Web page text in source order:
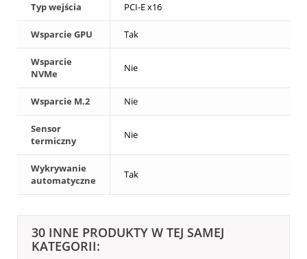
Typ wejścia PCI-E x16
Wsparcie GPU Tak
Wsparcie
NVMe
Nie
Wsparcie M.2 Nie
Sensor
termiczny
Nie
Wykrywanie
automatyczne
Tak
30 INNE PRODUKTY W TEJ SAMEJ
KATEGORII: